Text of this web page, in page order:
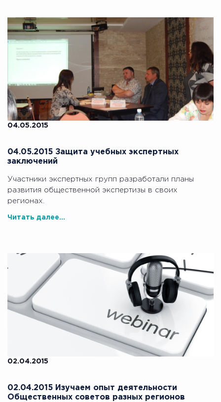
04.05.2015
04.05.2015 Защита учебных экспертных
заключений
Участники экспертных групп разработали планы
развития общественной экспертизы в своих
регионах.
Читать далее...
02.04.2015
02.04.2015 Изучаем опыт деятельности
Общественных советов разных регионов